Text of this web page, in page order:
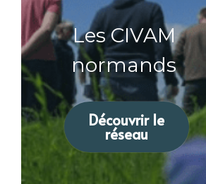
Les CIVAM
normands
Découvrir le
réseau